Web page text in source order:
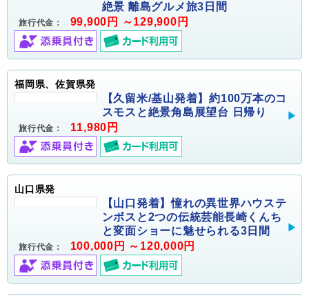
絶景 離島グルメ旅3日間
旅行代金： 99,900円 ～129,900円
福岡県、佐賀県発
【久留米/基山発着】約100万本のコ
スモスと絶景角島展望台 日帰り
旅行代金： 11,980円
山口県発
【山口発着】憧れの異世界ハウステ
ンボスと2つの伝統芸能長崎くんち
と変面ショーに魅せられる3日間
旅行代金： 100,000円 ～120,000円